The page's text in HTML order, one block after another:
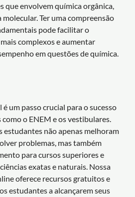
que envolvem química orgânica,
Ter uma compreensão
pode facilitar o
complexos e aumentar
em questões de química.
um passo crucial para o sucesso
o ENEM e os vestibulares.
estudantes não apenas melhoram
problemas, mas também
para cursos superiores e
exatas e naturais. Nossa
oferece recursos gratuitos e
estudantes a alcançarem seus